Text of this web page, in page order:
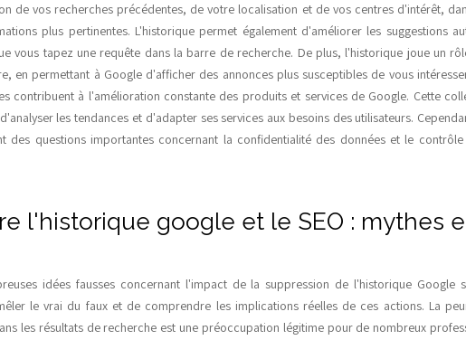
de vos recherches précédentes, de votre localisation et de vos centres d'intérêt,
plus pertinentes. L'historique permet également d'améliorer les suggestions
vous tapez une requête dans la barre de recherche. De plus, l'historique joue un
en permettant à Google d'afficher des annonces plus susceptibles de vous
contribuent à l'amélioration constante des produits et services de Google. Cette
les tendances et d'adapter ses services aux besoins des utilisateurs.
des questions importantes concernant la confidentialité des données et le
l'historique google et le SEO : mythes
idées fausses concernant l'impact de la suppression de l'historique Google
le vrai du faux et de comprendre les implications réelles de ces actions. La
les résultats de recherche est une préoccupation légitime pour de nombreux